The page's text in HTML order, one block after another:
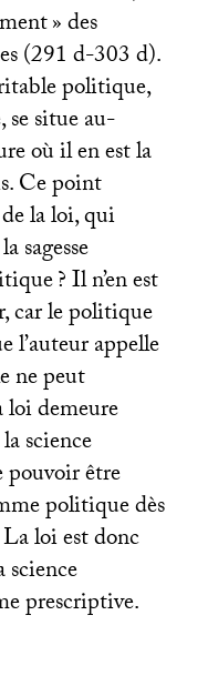
» des
(291 d-303 d).
politique,
se situe au-
où il en est la
Ce point
la loi, qui
sagesse
? Il n’en est
le politique
l’auteur appelle
ne peut
loi demeure
science
être
politique dès
La loi est donc
prescriptive.